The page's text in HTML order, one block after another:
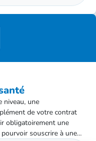
niveau, une
de votre contrat
obligatoirement une
souscrire à une